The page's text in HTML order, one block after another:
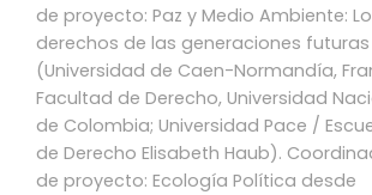
de proyecto: Paz y Medio Ambiente:
derechos de las generaciones futuras
(Universidad de Caen-Normandía,
Facultad de Derecho, Universidad
de Colombia; Universidad Pace /
de Derecho Elisabeth Haub).
de proyecto: Ecología Política desde